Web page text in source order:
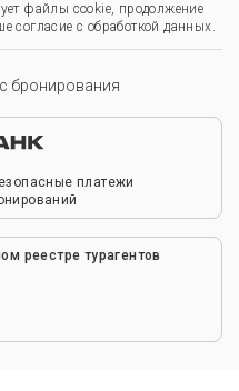
файлы cookie, продолжение
согласие с обработкой данных.
бронирования
платежи
реестре турагентов